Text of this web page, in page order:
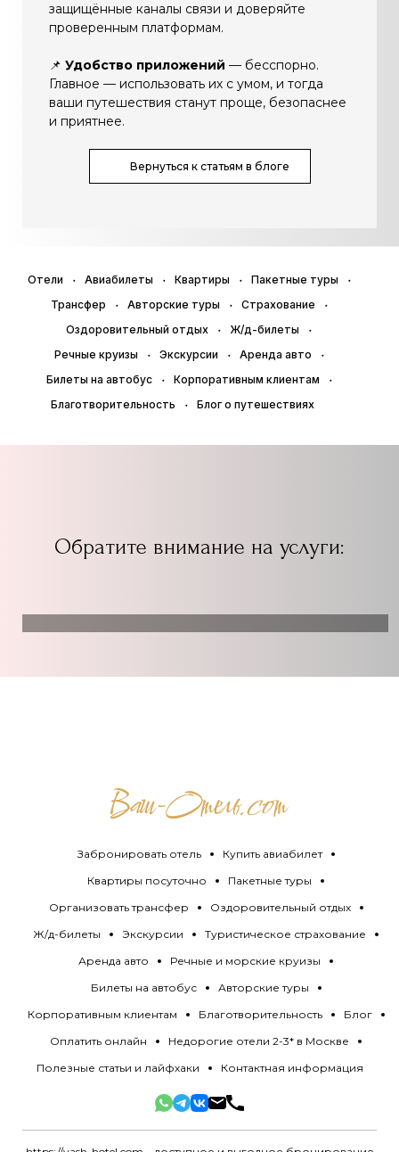
защищённые каналы связи и доверяйте
проверенным платформам.
📌 Удобство приложений — бесспорно.
Главное — использовать их с умом, и тогда
ваши путешествия станут проще, безопаснее
и приятнее.
Вернуться к статьям в блоге
Отели Авиабилеты Квартиры
Пакетные туры
Трансфер
Авторские туры
Страхование
Оздоровительный отдых
Ж/д-билеты
Речные круизы
Экскурсии
Аренда авто
Билеты на автобус
Корпоративным клиентам
Благотворительность
Блог о путешествиях
Обратите внимание на услуги:
Забронировать отель
Купить авиабилет
Квартиры посуточно
Пакетные туры
Организовать трансфер
Оздоровительный отдых
Ж/д-билеты
Экскурсии
Туристическое страхование
Аренда авто
Речные и морские круизы
Билеты на автобус
Авторские туры
Корпоративным клиентам
Благотворительность
Блог
Оплатить онлайн
Недорогие отели 2-3* в Москве
Полезные статьи и лайфхаки
Контактная информация